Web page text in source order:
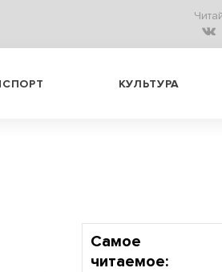
КУЛЬТУРА
Самое
читаемое: